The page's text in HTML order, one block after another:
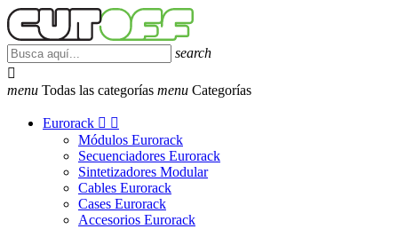
search

menu Todas las categorías menu Categorías
Eurorack  
Módulos Eurorack
Secuenciadores Eurorack
Sintetizadores Modular
Cables Eurorack
Cases Eurorack
Accesorios Eurorack